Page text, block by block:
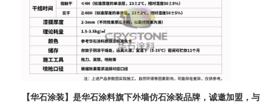
【华石涂装】是华石涂料旗下外墙仿石涂装品牌，诚邀加盟，与